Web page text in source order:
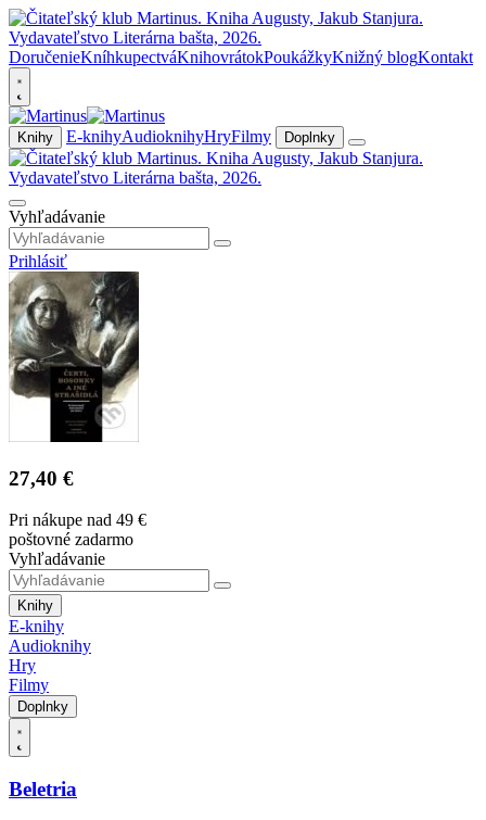
DoručenieKníhkupectváKnihovrátokPoukážkyKnižný blogKontakt
Knihy E-knihyAudioknihyHryFilmy Doplnky
Vyhľadávanie
Prihlásiť
27,40 €
Pri nákupe nad 49 €
poštovné zadarmo
Vyhľadávanie
Knihy
E-knihy
Audioknihy
Hry
Filmy
Doplnky
Beletria